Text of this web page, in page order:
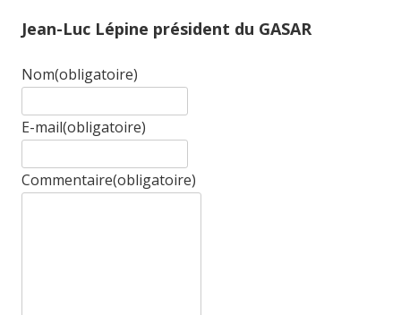
Jean-Luc Lépine président du GASAR
Nom(obligatoire)
E-mail(obligatoire)
Commentaire(obligatoire)